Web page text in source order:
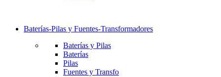
Baterías-Pilas y Fuentes-Transformadores
Baterías y Pilas
Baterías
Pilas
Fuentes y Transfo